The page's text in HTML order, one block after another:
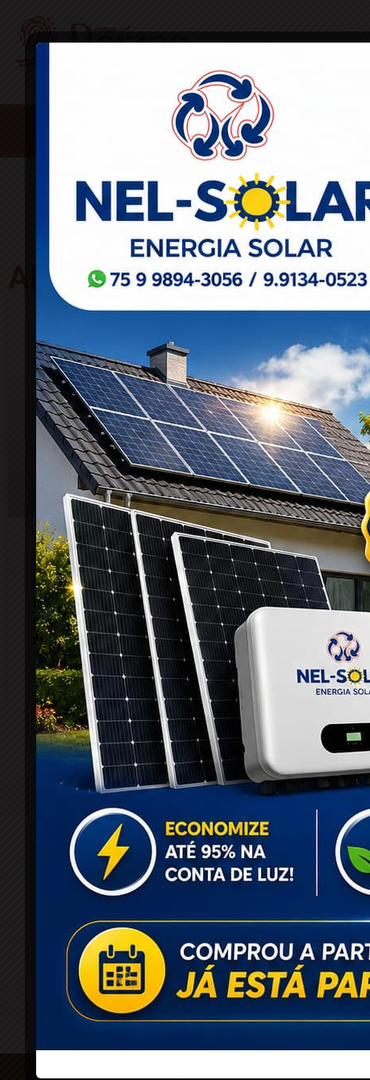
CONCURSOS E EMPREGO
ANSIEDADE
Coité: Médico Rangel Mascarenhas
revela que, de cada 10 pacientes que
procuram consultório, cerca de 8 são
por conta de crises de ansiedade pelo
excesso de trabalho
10 de fevereiro de 2025
O Portal Raízes é a sua porta de entrada para
as notícias mais relevantes do interior baiano.
Com um olhar atento para as comunidades
locais, o portal traz informações atualizadas
sobre política, economia, cultura, esportes e
muito mais.